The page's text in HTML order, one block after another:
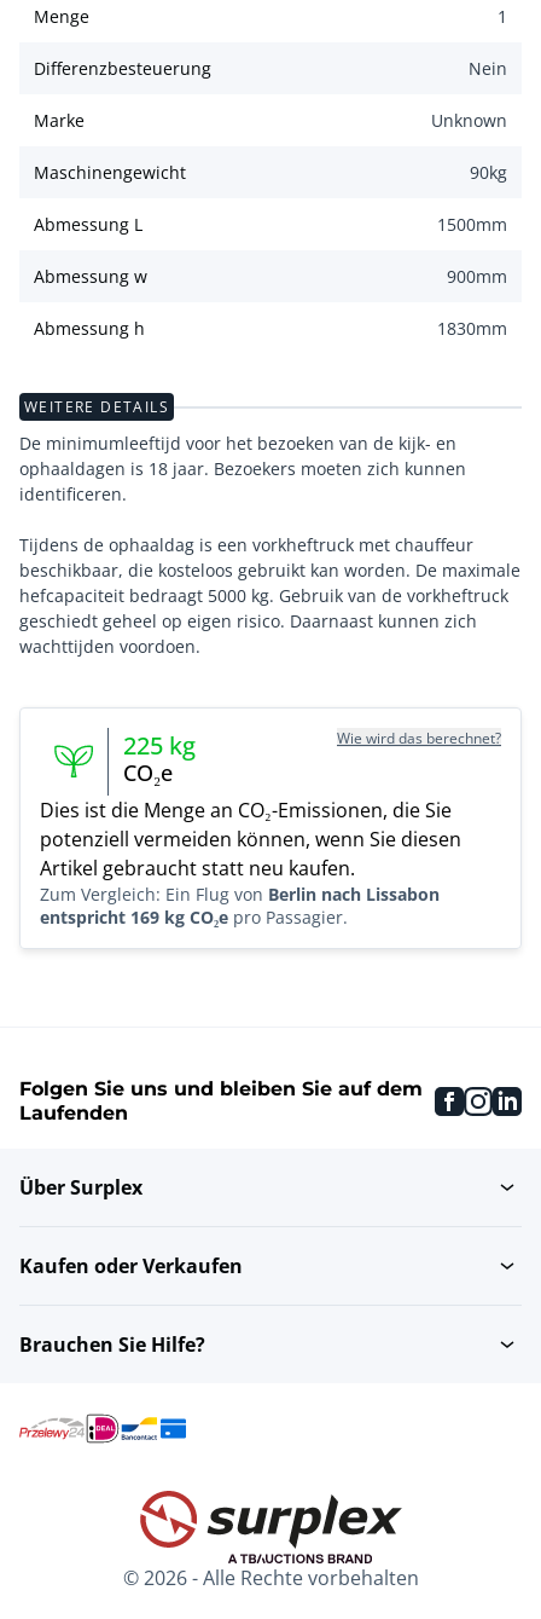
Menge 1
Differenzbesteuerung Nein
Marke Unknown
Maschinengewicht 90kg
Abmessung L 1500mm
Abmessung w 900mm
Abmessung h 1830mm
WEITERE DETAILS
De minimumleeftijd voor het bezoeken van de kijk- en
ophaaldagen is 18 jaar. Bezoekers moeten zich kunnen
identificeren.
Tijdens de ophaaldag is een vorkheftruck met chauffeur
beschikbaar, die kosteloos gebruikt kan worden. De maximale
hefcapaciteit bedraagt 5000 kg. Gebruik van de vorkheftruck
geschiedt geheel op eigen risico. Daarnaast kunnen zich
225 kg
CO₂e
Wie wird das berechnet?
Dies ist die Menge an CO₂-Emissionen, die Sie
potenziell vermeiden können, wenn Sie diesen
Artikel gebraucht statt neu kaufen.
Zum Vergleich: Ein Flug von Berlin nach Lissabon
entspricht 169 kg CO₂e pro Passagier.
Folgen Sie uns und bleiben Sie auf dem
Laufenden
Über Surplex
Kaufen oder Verkaufen
Brauchen Sie Hilfe?
© 2026 - Alle Rechte vorbehalten